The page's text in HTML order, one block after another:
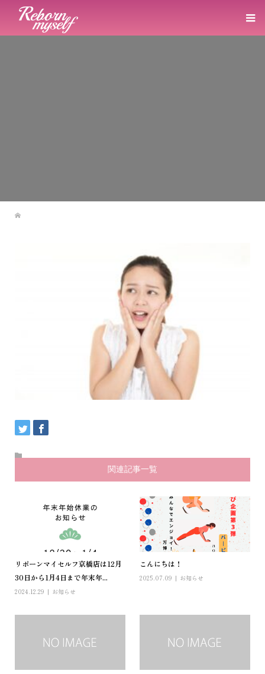
関連記事一覧
リボーンマイセルフ京橋店は12月
30日から1月4日まで年末年...
2024.12.29 お知らせ
こんにちは！
2025.07.09 お知らせ